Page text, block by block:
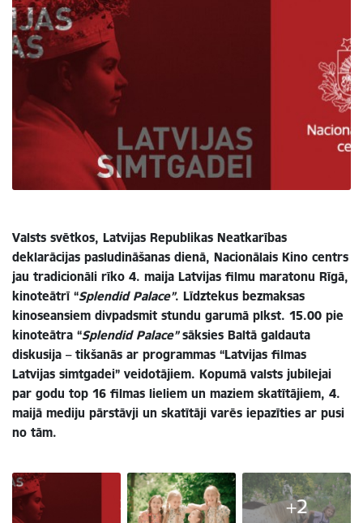
Valsts svētkos, Latvijas Republikas Neatkarības
deklarācijas pasludināšanas dienā, Nacionālais Kino centrs
jau tradicionāli rīko 4. maija Latvijas filmu maratonu Rīgā,
kinoteātrī “Splendid Palace”. Līdztekus bezmaksas
kinoseansiem divpadsmit stundu garumā plkst. 15.00 pie
kinoteātra “Splendid Palace”sāksies Baltā galdauta
diskusija – tikšanās ar programmas “Latvijas filmas
Latvijas simtgadei” veidotājiem. Kopumā valsts jubilejai
par godu top 16 filmas lieliem un maziem skatītājiem, 4.
maijā mediju pārstāvji un skatītāji varēs iepazīties ar pusi
no tām.
+2